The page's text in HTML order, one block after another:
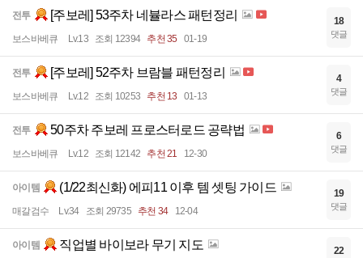
전투 [주보레] 53주차 네뷸라스 패턴정리
보스바베큐 Lv.13 조회 12394 추천 35 01-19
18
댓글
전투 [주보레] 52주차 브람블 패턴정리
보스바베큐 Lv.12 조회 10253 추천 13 01-13
4
댓글
전투 50주차 주보레 프로스터로드 공략법
보스바베큐 Lv.12 조회 12142 추천 21 12-30
6
댓글
아이템 (1/22최신화) 에피11 이후 템 셋팅 가이드
매갈검수 Lv.34 조회 29735 추천 34 12-04
19
댓글
아이템 직업별 바이보라 무기 지도 22